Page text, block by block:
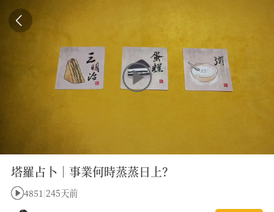
塔羅占卜｜事業何時蒸蒸日上？
4851 245天前